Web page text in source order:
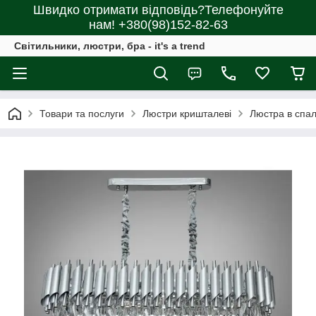
Швидко отримати відповідь?Телефонуйте
нам! +380(98)152-82-63
Світильники, люстри, бра - it's a trend
Товари та послуги Люстри кришталеві Люстра в